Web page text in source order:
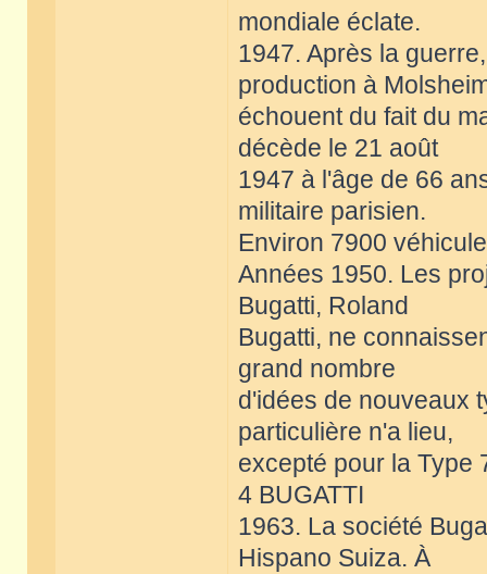
mondiale éclate.
1947. Après la
production à
échouent du fait du
décède le 21 août
1947 à l'âge de 66
militaire parisien.
Environ 7900
Années 1950. Les
Bugatti, Roland
Bugatti, ne
grand nombre
d'idées de nouveaux
particulière n'a lieu,
excepté pour la Type
4 BUGATTI
1963. La société
Hispano Suiza. À